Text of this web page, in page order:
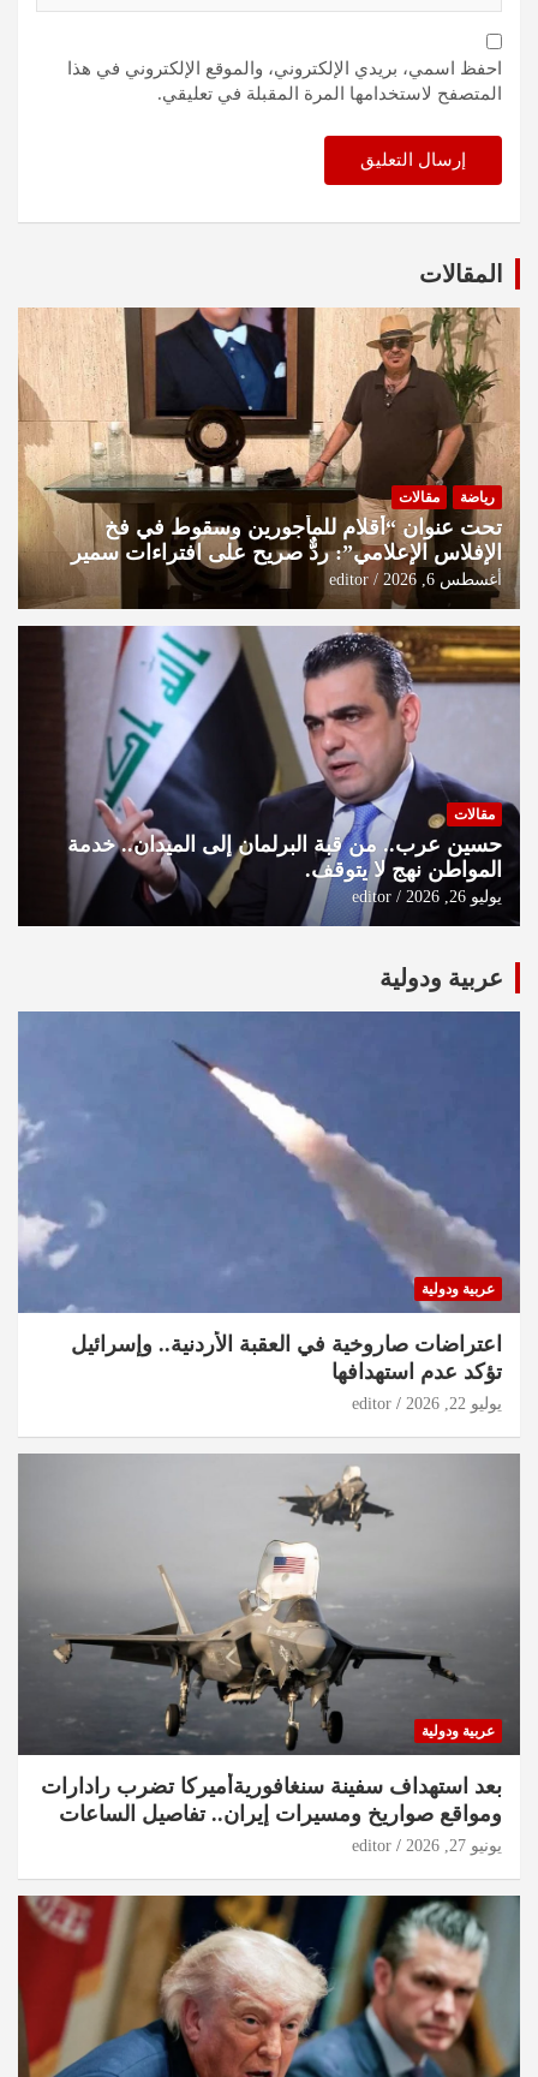
احفظ اسمي، بريدي الإلكتروني، والموقع الإلكتروني في هذا
المتصفح لاستخدامها المرة المقبلة في تعليقي.
المقالات
رياضة مقالات
تحت عنوان “أقلام للمأجورين وسقوط في فخ
الإفلاس الإعلامي”: ردٌّ صريح على افتراءات سمير
الشكرجي
أغسطس 6, 2026 editor
مقالات
حسين عرب.. من قبة البرلمان إلى الميدان.. خدمة
المواطن نهج لا يتوقف.
يوليو 26, 2026 editor
عربية ودولية
عربية ودولية
اعتراضات صاروخية في العقبة الأردنية.. وإسرائيل
تؤكد عدم استهدافها
يوليو 22, 2026 editor
عربية ودولية
بعد استهداف سفينة سنغافوريةأميركا تضرب رادارات
ومواقع صواريخ ومسيرات إيران.. تفاصيل الساعات
الماضية
يونيو 27, 2026 editor